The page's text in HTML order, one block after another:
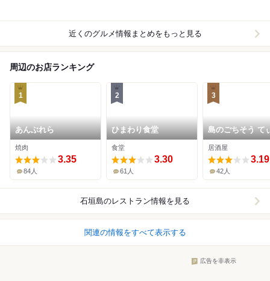
近くのグルメ情報まとめをもっと見る
周辺のお店ランキング
1
あんぶれら
焼肉
3.35
84人
2
ひまわり食堂
食堂
3.30
61人
3
島のごちそう て
がーら
居酒屋
3.19
42人
石垣島のレストラン情報を見る
関連の情報をすべて表示する
広告を非表示